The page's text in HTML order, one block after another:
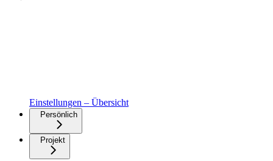
Einstellungen – Übersicht
Persönlich
Projekt